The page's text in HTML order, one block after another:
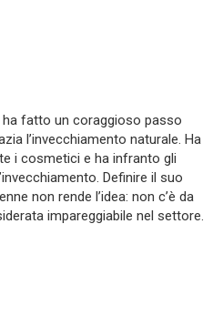
fatto un coraggioso passo
l’invecchiamento naturale. Ha
i cosmetici e ha infranto gli
Definire il suo
non rende l’idea: non c’è da
impareggiabile nel settore.